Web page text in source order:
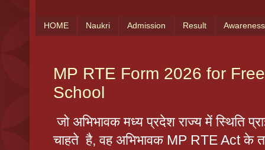
HOME Naukri Admission Result Awareness
MP RTE Form 2026 for
School
जो अभिभावक मध्य प्रदेश राज्य में स्थिति
चाहते है, वह अभिभावक MP RTE Act के